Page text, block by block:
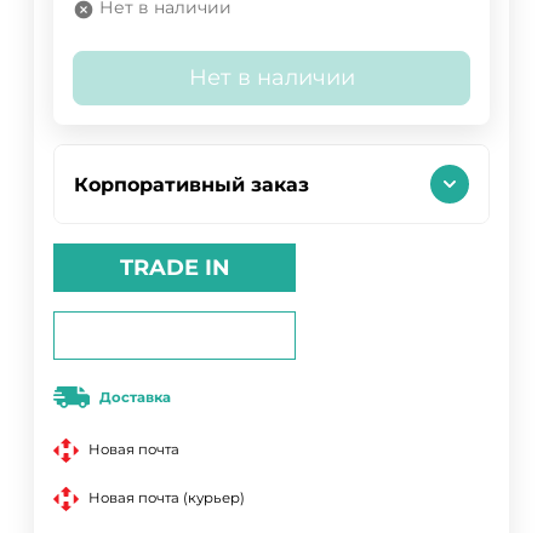
Нет в наличии
Нет в наличии
Корпоративный заказ
TRADE IN
Доставка
Новая почта
Новая почта (курьер)